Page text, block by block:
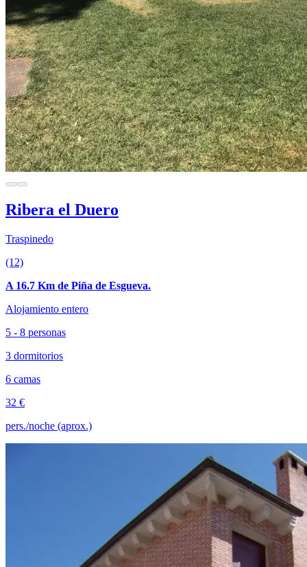
Ribera el Duero
Traspinedo
(12)
A 16.7 Km de Piña de Esgueva.
Alojamiento entero
5 - 8 personas
3 dormitorios
6 camas
32 €
pers./noche (aprox.)